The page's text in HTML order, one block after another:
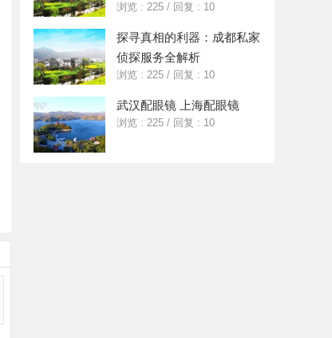
浏览 : 225 / 回复 : 10
探寻真相的利器：成都私家
侦探服务全解析
浏览 : 225 / 回复 : 10
武汉配眼镜 上海配眼镜
浏览 : 225 / 回复 : 10